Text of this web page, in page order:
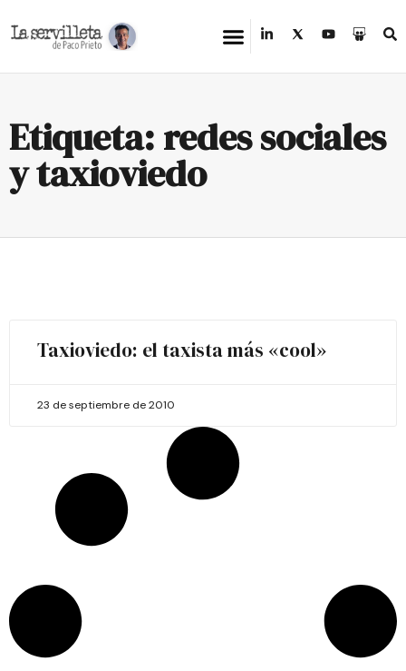
Etiqueta: redes sociales
y taxioviedo
Taxioviedo: el taxista más «cool»
23 de septiembre de 2010